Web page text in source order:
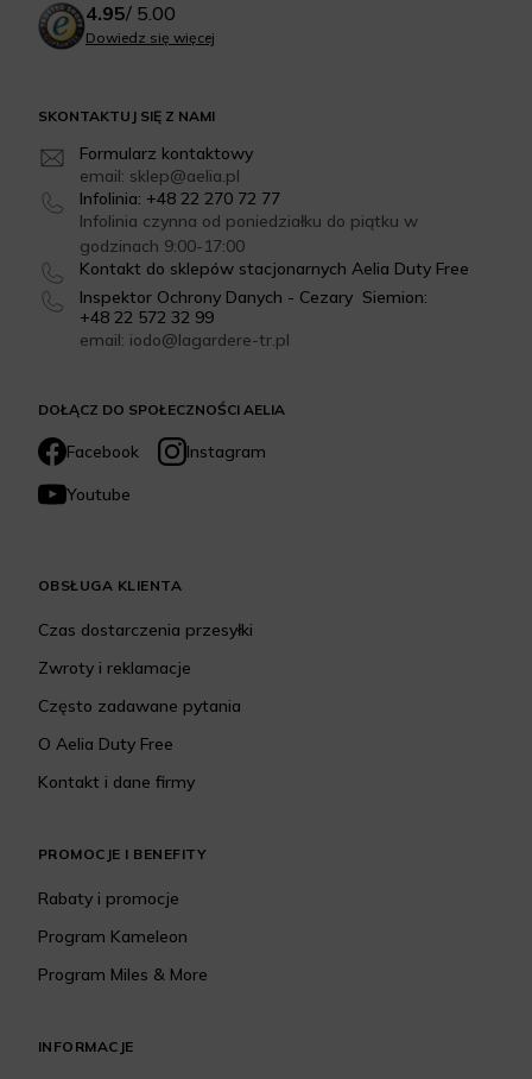
DOŁĄCZ DO SPOŁECZNOŚCI AELIA
Facebook
Instagram
Youtube
SKONTAKTUJ SIĘ Z NAMI
Formularz kontaktowy
email: sklep@aelia.pl
Infolinia: +48 22 270 72 77
Infolinia czynna od poniedziałku do piątku w
godzinach 9:00-17:00
Kontakt do sklepów stacjonarnych Aelia Duty Free
Inspektor Ochrony Danych - Cezary Siemion:
+48 22 572 32 99
email: iodo@lagardere-tr.pl
OBSŁUGA KLIENTA
Czas dostarczenia przesyłki
Zwroty i reklamacje
Często zadawane pytania
O Aelia Duty Free
Kontakt i dane firmy
PROMOCJE I BENEFITY
Rabaty i promocje
Program Kameleon
Program Miles & More
INFORMACJE
4.95/ 5.00
Dowiedz się więcej